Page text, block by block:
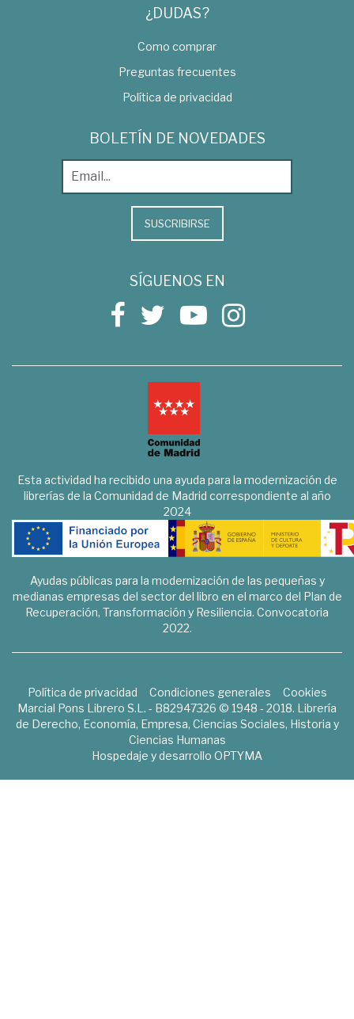
¿DUDAS?
Como comprar
Preguntas frecuentes
Política de privacidad
BOLETÍN DE NOVEDADES
SUSCRIBIRSE
SÍGUENOS EN
Esta actividad ha recibido una ayuda para la modernización de
librerías de la Comunidad de Madrid correspondiente al año
2024
Ayudas públicas para la modernización de las pequeñas y
medianas empresas del sector del libro en el marco del Plan de
Recuperación, Transformación y Resiliencia. Convocatoria
2022.
Política de privacidad Condiciones generales
Cookies
Marcial Pons Librero S.L. - B82947326 © 1948 - 2018. Librería
de Derecho, Economía, Empresa, Ciencias Sociales, Historia y
Ciencias Humanas
Hospedaje y desarrollo OPTYMA